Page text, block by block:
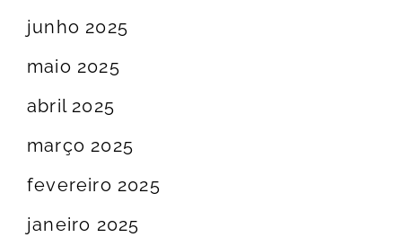
junho 2025
maio 2025
abril 2025
março 2025
fevereiro 2025
janeiro 2025